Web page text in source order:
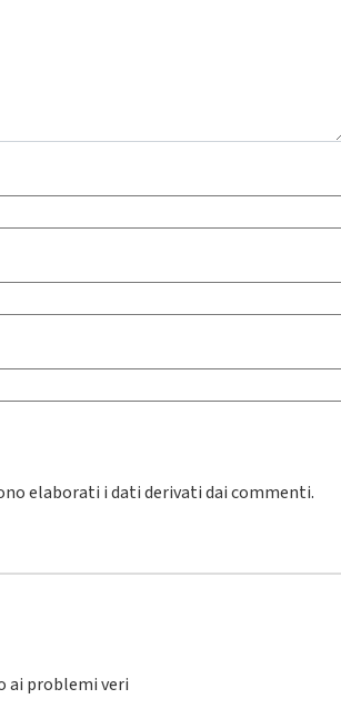
elaborati i dati derivati dai commenti.
ai problemi veri